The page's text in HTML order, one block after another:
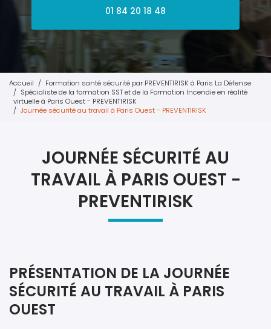
01 84 20 18 48
Accueil
Formation santé sécurité par PREVENTIRISK à Paris La Défense
Spécialiste de la formation SST et de la Formation Incendie en réalité
virtuelle à Paris Ouest - PREVENTIRISK
Journée sécurité au travail à Paris Ouest - PREVENTIRISK
JOURNÉE SÉCURITÉ AU
TRAVAIL À PARIS OUEST -
PREVENTIRISK
PRÉSENTATION DE LA JOURNÉE
SÉCURITÉ AU TRAVAIL À PARIS
OUEST